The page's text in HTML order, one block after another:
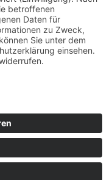
Rechte vorbehalten